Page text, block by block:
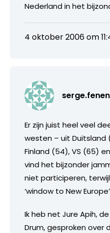
Nederland in het
4 oktober 2006 om
Er zijn juist heel veel
westen – uit Duitsland
Finland (54), VS (65)
vind het bijzonder
niet participeren,
‘window to New
Ik heb net Jure Apih,
Drum, gesproken over